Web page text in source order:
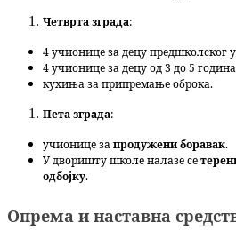
Четврта зграда:
4 учионице за децу предшколског
4 учионице за децу од 3 до 5
кухиња за припремање оброка.
Пета зграда:
учионице запродужени боравак.
У дворишту школе налазе се
одбојку.
Опрема и наставна